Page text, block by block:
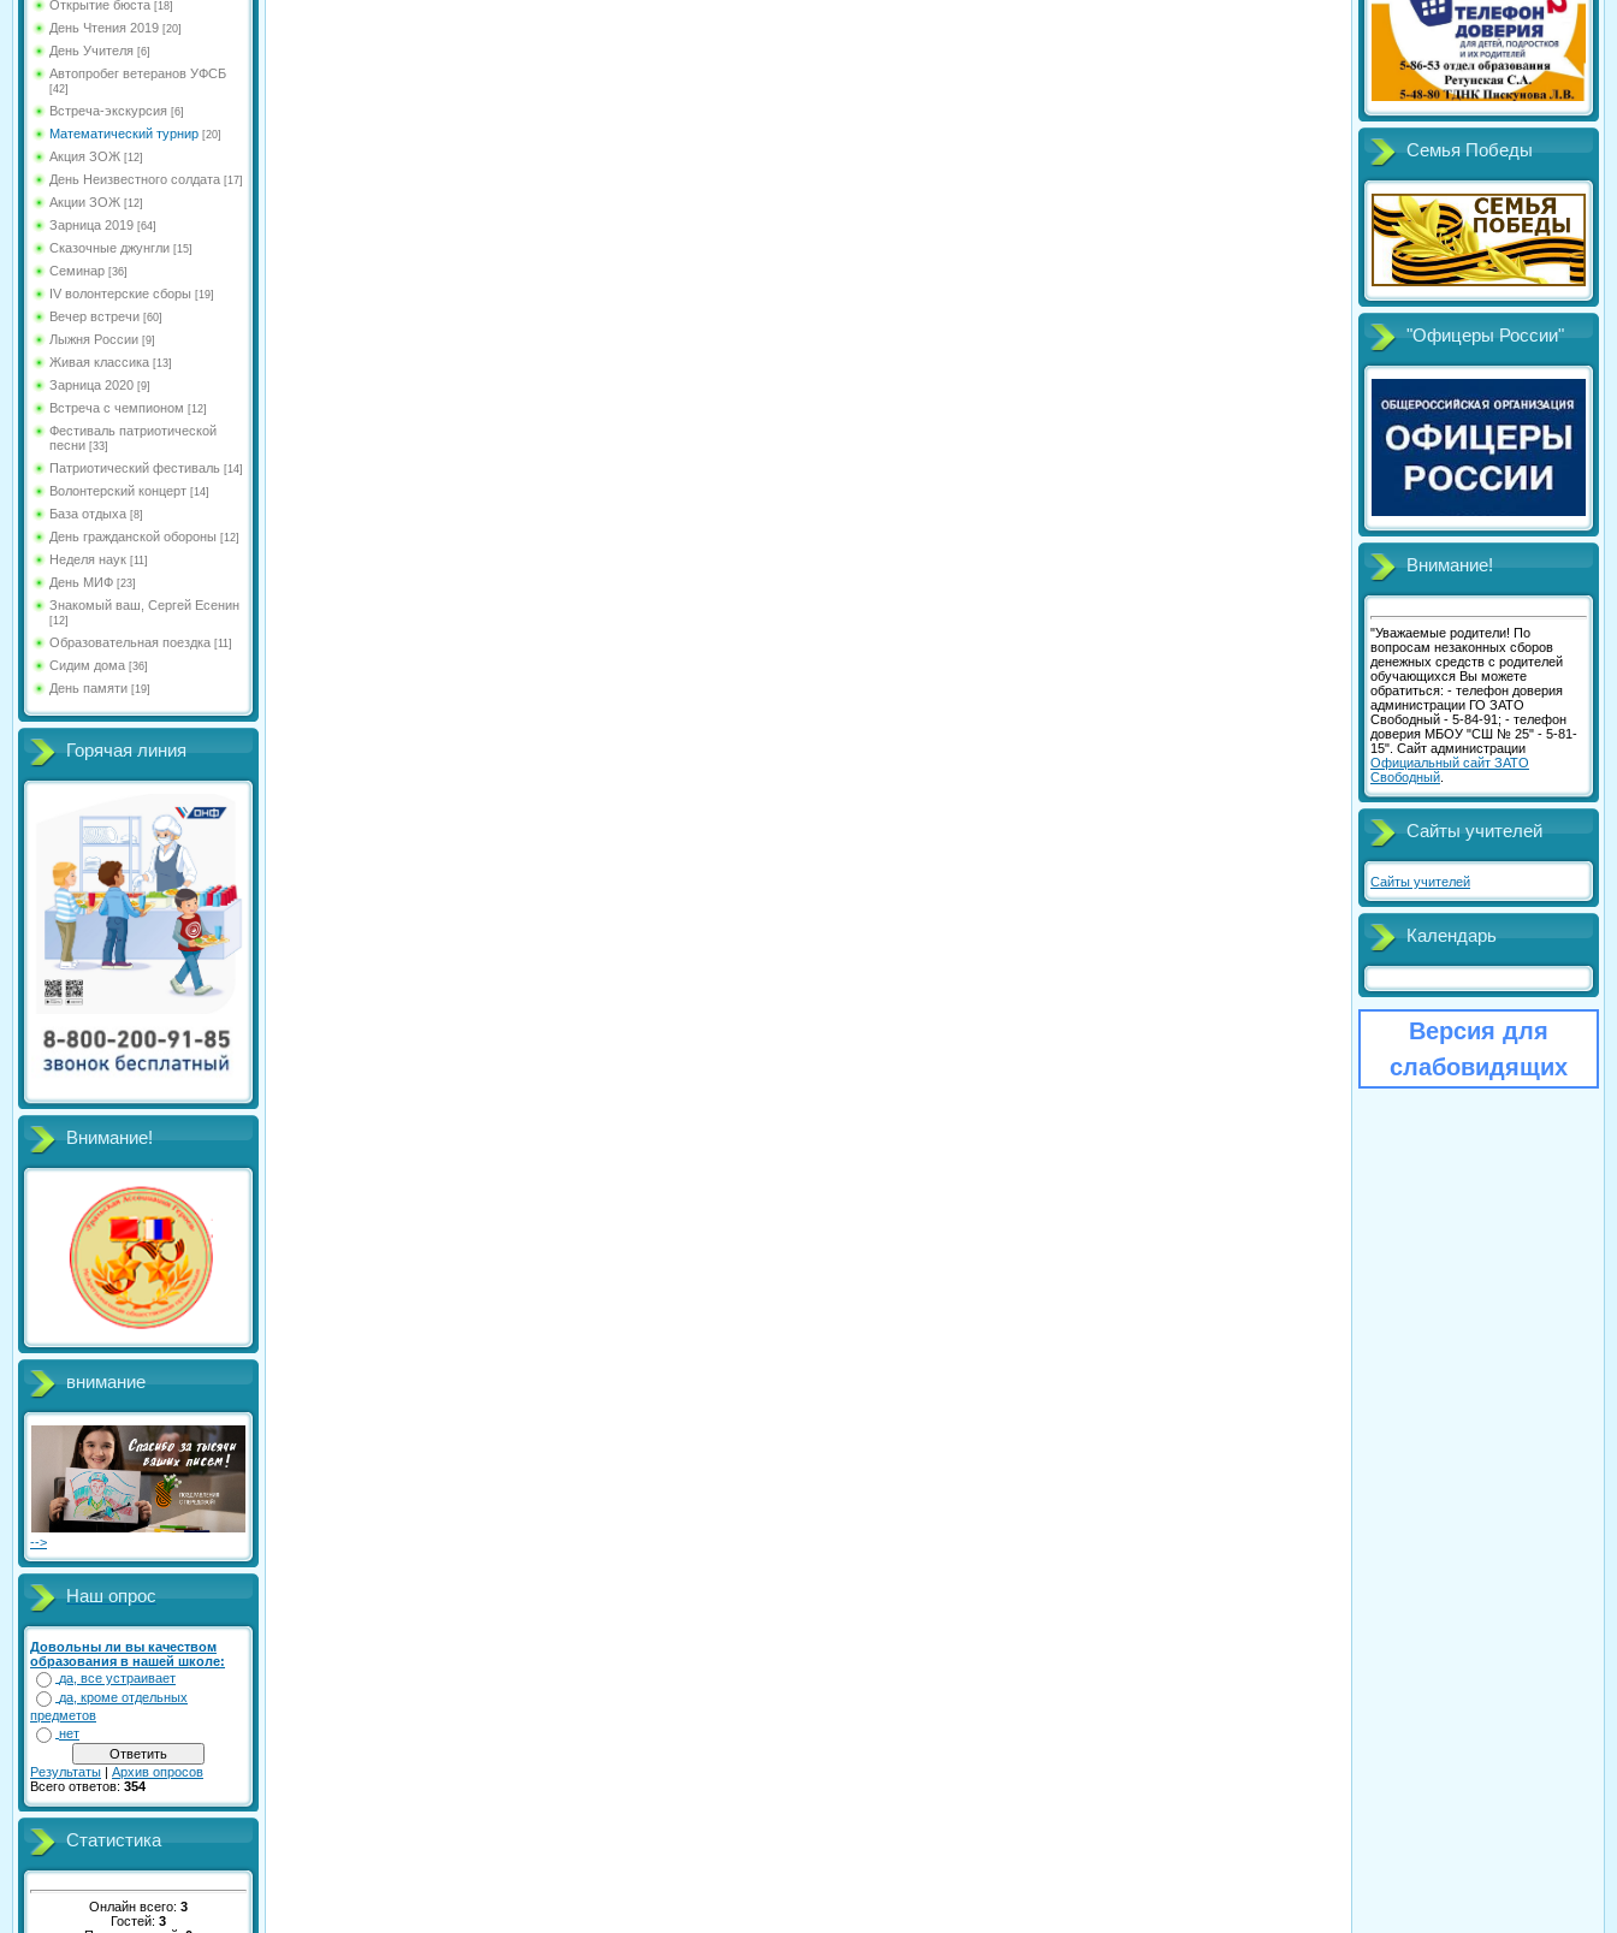
Открытие бюста [18]
День Чтения 2019 [20]
День Учителя [6]
Автопробег ветеранов УФСБ
[42]
Встреча-экскурсия [6]
Математический турнир [20]
Акция ЗОЖ [12]
День Неизвестного солдата [17]
Акции ЗОЖ [12]
Зарница 2019 [64]
Сказочные джунгли [15]
Семинар [36]
IV волонтерские сборы [19]
Вечер встречи [60]
Лыжня России [9]
Живая классика [13]
Зарница 2020 [9]
Встреча с чемпионом [12]
Фестиваль патриотической
песни [33]
Патриотический фестиваль [14]
Волонтерский концерт [14]
База отдыха [8]
День гражданской обороны [12]
Неделя наук [11]
День МИФ [23]
Знакомый ваш, Сергей Есенин
[12]
Образовательная поездка [11]
Сидим дома [36]
День памяти [19]
Горячая линия
Внимание!
внимание
-->
Наш опрос
Довольны ли вы качеством
образования в нашей школе:
да, все устраивает
да, кроме отдельных
предметов
нет
Результаты | Архив опросов
Всего ответов: 354
Статистика
Онлайн всего: 3
Гостей: 3
Семья Победы
"Офицеры России"
Внимание!
"Уважаемые родители! По
вопросам незаконных сборов
денежных средств с родителей
обучающихся Вы можете
обратиться: - телефон доверия
администрации ГО ЗАТО
Свободный - 5-84-91; - телефон
доверия МБОУ "СШ № 25" - 5-81-
15". Сайт администрации
Официальный сайт ЗАТО
Свободный
Сайты учителей
Сайты учителей
Календарь
Версия для
слабовидящих